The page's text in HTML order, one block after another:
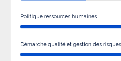
Politique ressources humaines
Démarche qualité et gestion des risques